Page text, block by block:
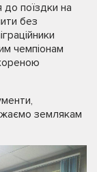
поїздки на
без
чемпіонам
землякам